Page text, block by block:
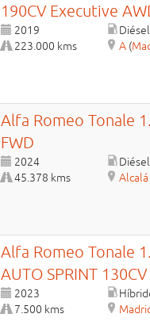
190CV Executive
2019
223.000 kms
Diésel
A(
Alfa Romeo Tonale
FWD
2024
45.378 kms
Diésel
Alfa Romeo Tonale
AUTO SPRINT 130CV
2023
7.500 kms